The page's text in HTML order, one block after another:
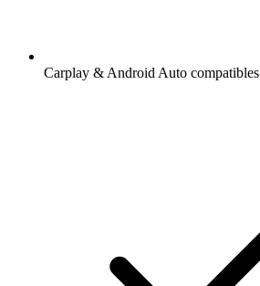
Carplay & Android Auto compatibles